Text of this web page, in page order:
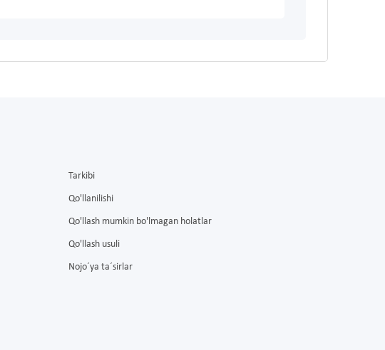
Tarkibi
Qo'llanilishi
Qo'llash mumkin bo'lmagan holatlar
Qo'llash usuli
Nojo´ya ta´sirlar